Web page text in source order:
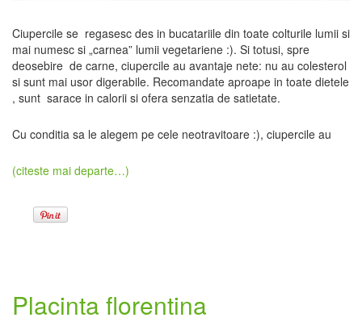
Ciupercile se regasesc des in bucatariile din toate colturile lumii si
mai numesc si „carnea” lumii vegetariene :). Si totusi, spre
deosebire de carne, ciupercile au avantaje nete: nu au colesterol
si sunt mai usor digerabile. Recomandate aproape in toate dietele
, sunt sarace in calorii si ofera senzatia de satietate.
Cu conditia sa le alegem pe cele neotravitoare :), ciupercile au
(citeste mai departe…)
Placinta florentina